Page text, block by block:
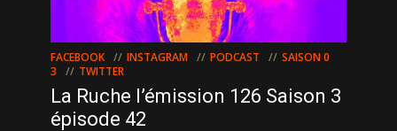
FACEBOOK INSTAGRAM PODCAST
SAISON 0
3
TWITTER
La Ruche l’émission 126 Saison 3
épisode 42